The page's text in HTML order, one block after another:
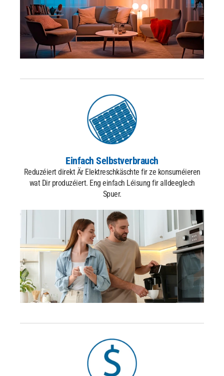
Einfach Selbstverbrauch
Reduzéiert direkt Är Elektreschkäschte fir ze konsuméieren
wat Dir produzéiert. Eng einfach Léisung fir alldeeglech
Spuer.